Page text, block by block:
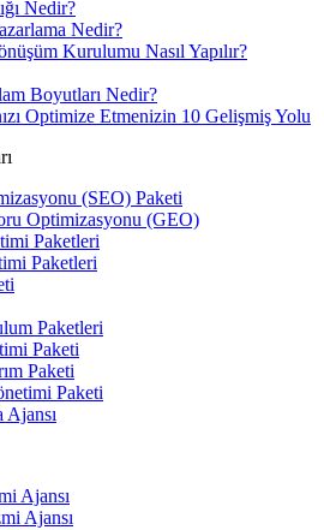
Nedir?
Nedir?
Kurulumu Nasıl Yapılır?
Boyutları Nedir?
Optimize Etmenizin 10 Gelişmiş Yolu
(SEO) Paketi
Optimizasyonu (GEO)
Paketleri
Paketleri
Paketleri
Paketi
Paketi
Paketi
Ajansı
Ajansı
Ajansı